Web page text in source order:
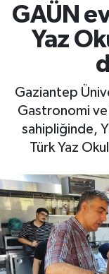
GAÜN
Yaz
Gaziantep
Gastronomi ve
sahipliğinde,
Türk Yaz
Gaziantep
Genel
Haberler
Kültür
Magazin
Müzik
Piyasa
Puan
Tüm
Haber Arşivi